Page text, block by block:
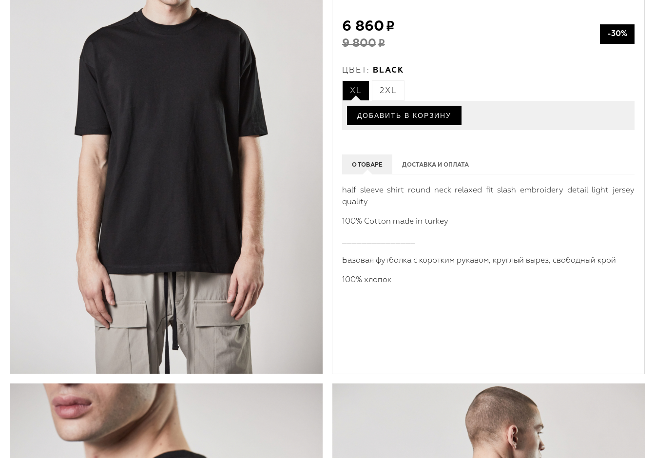
6 860
9 800
-30%
ЦВЕТ: BLACK
XL 2XL
О ТОВАРЕ ДОСТАВКА И ОПЛАТА
half sleeve shirt round neck relaxed fit slash embroidery detail light jersey
quality
100% Cotton made in turkey
Базовая футболка с коротким рукавом, круглый вырез, свободный крой
100% хлопок